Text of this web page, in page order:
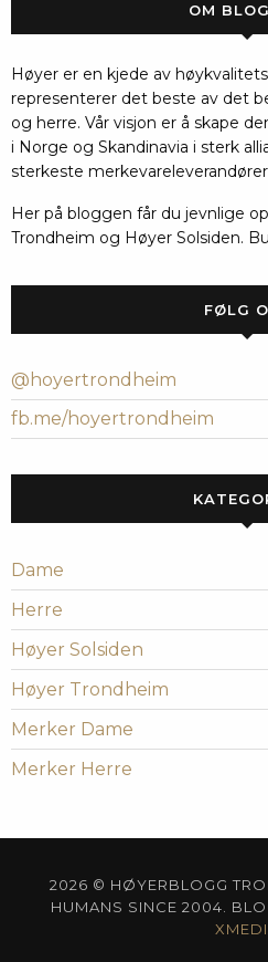
OM
Høyer er en kjede av
representerer det beste av det
og herre. Vår visjon er å skape
i Norge og Skandinavia i sterk
sterkeste
Her på bloggen får du jevnlige
Trondheim og Høyer Solsiden.
FØLG
@hoyertrondheim
fb.me/hoyertrondheim
Dame
Herre
Høyer Solsiden
Høyer Trondheim
Merker Dame
Merker Herre
2026 © HØYERBLOGG
HUMANS SINCE 2004.